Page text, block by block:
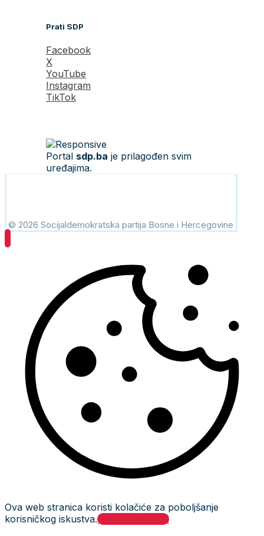
Prati SDP
Facebook
X
YouTube
Instagram
TikTok
Portal sdp.ba je prilagođen svim
uređajima.
© 2026 Socijaldemokratska partija Bosne i Hercegovine
Ova web stranica koristi kolačiće za poboljšanje
korisničkog iskustva.Prihvati i zatvori